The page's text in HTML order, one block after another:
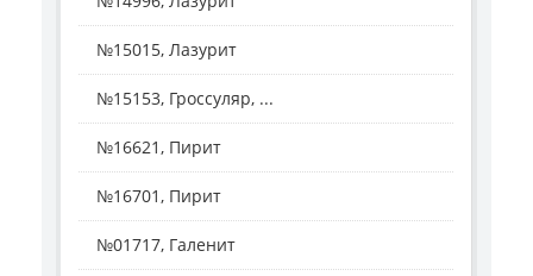
№15015, Лазурит
№15153, Гроссуляр, ...
№16621, Пирит
№16701, Пирит
№01717, Галенит